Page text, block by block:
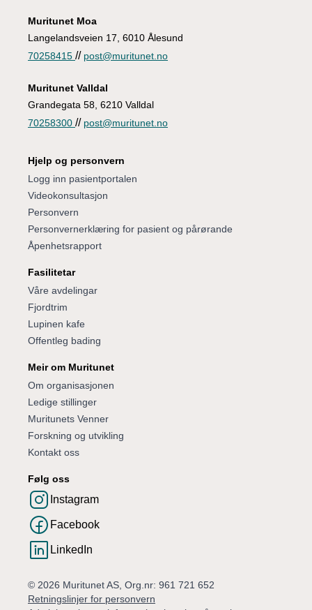
Muritunet Moa
Langelandsveien 17, 6010 Ålesund
70258415 // post@muritunet.no
Muritunet Valldal
Grandegata 58, 6210 Valldal
70258300 // post@muritunet.no
Hjelp og personvern
Logg inn pasientportalen
Videokonsultasjon
Personvern
Personvernerklæring for pasient og pårørande
Åpenhetsrapport
Fasilitetar
Våre avdelingar
Fjordtrim
Lupinen kafe
Offentleg bading
Meir om Muritunet
Om organisasjonen
Ledige stillinger
Muritunets Venner
Forskning og utvikling
Kontakt oss
Følg oss
Instagram
Facebook
LinkedIn
© 2026 Muritunet AS, Org.nr: 961 721 652
Retningslinjer for personvern